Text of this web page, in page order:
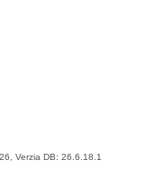
Verzia DB: 26.6.18.1